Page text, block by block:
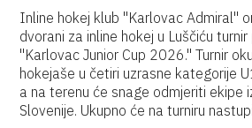
Inline hokej klub "Karlovac Admiral"
dvorani za inline hokej u Luščiću
"Karlovac Junior Cup 2026." Turnir
hokejaše u četiri uzrasne kategorije
a na terenu će snage odmjeriti ekipe
Slovenije. Ukupno će na turniru